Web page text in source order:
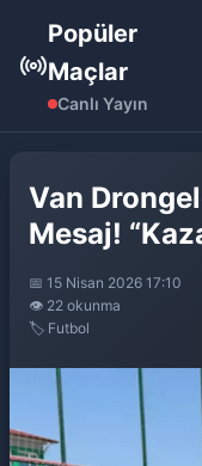
Popüler
Maçlar
Canlı Yayın
Van
Mesaj!
📅 15 Nisan 2026 17:10
👁️ 22 okunma
🏷️ Futbol